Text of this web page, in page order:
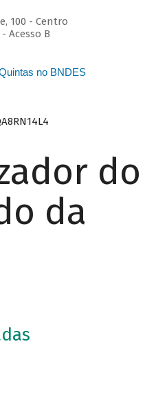
100 - Centro
Acesso B
no BNDES
do
da